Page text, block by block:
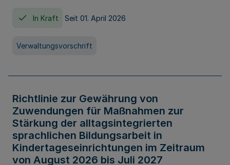
In Kraft Seit 01. April 2026
Verwaltungsvorschrift
Richtlinie zur Gewährung von
Zuwendungen für Maßnahmen zur
Stärkung der alltagsintegrierten
sprachlichen Bildungsarbeit in
Kindertageseinrichtungen im Zeitraum
von August 2026 bis Juli 2027